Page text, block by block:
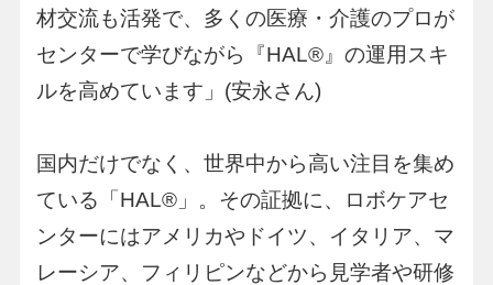
材交流も活発で、多くの医療・介護のプロが
センターで学びながら『HAL®︎』の運用スキ
ルを高めています」(安永さん)
国内だけでなく、世界中から高い注目を集め
ている「HAL®︎」。その証拠に、ロボケアセ
ンターにはアメリカやドイツ、イタリア、マ
レーシア、フィリピンなどから見学者や研修